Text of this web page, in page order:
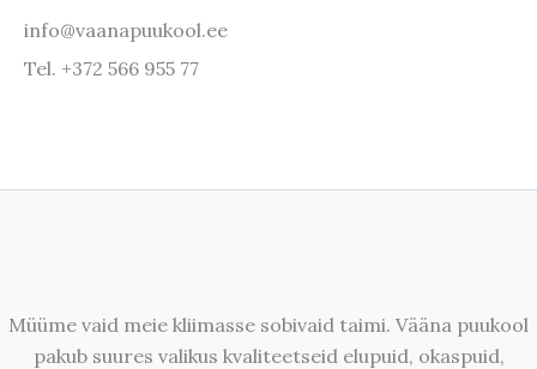
info@vaanapuukool.ee
Tel. +372 566 955 77
Müüme vaid meie kliimasse sobivaid taimi. Vääna puukool
pakub suures valikus kvaliteetseid elupuid, okaspuid,